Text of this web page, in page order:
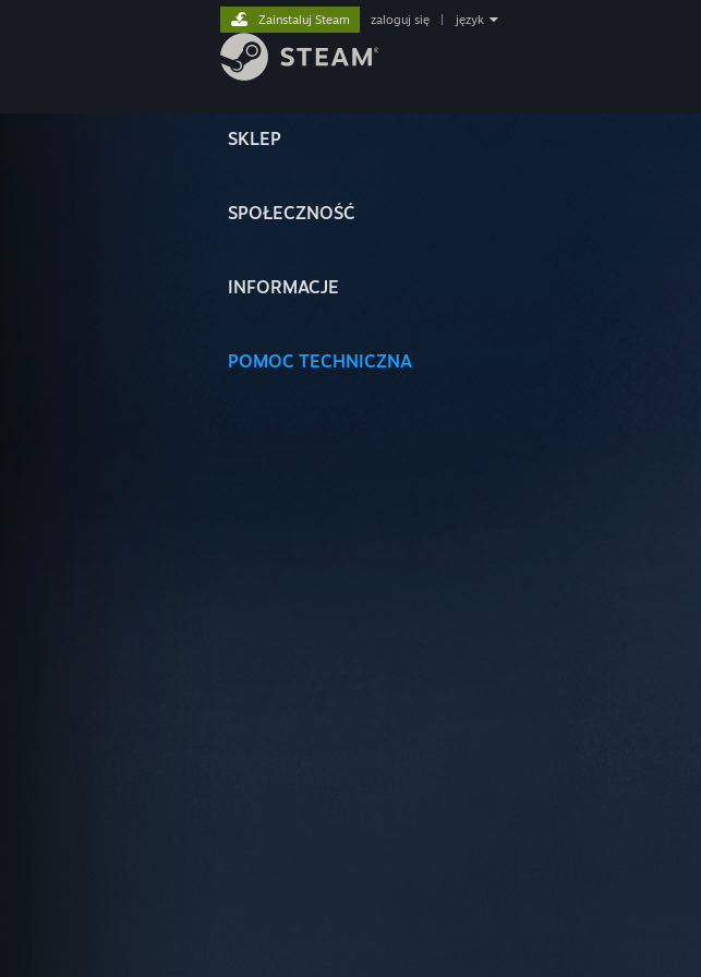
SKLEP
SPOŁECZNOŚĆ
INFORMACJE
POMOC TECHNICZNA
Zainstaluj Steam zaloguj się język